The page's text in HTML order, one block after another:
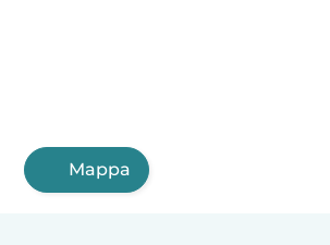
Mappa